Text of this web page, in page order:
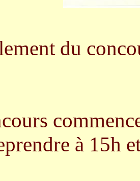
du
à 15h